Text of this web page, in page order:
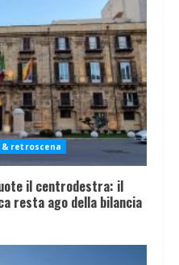
retroscena
il centrodestra: il
resta ago della bilancia